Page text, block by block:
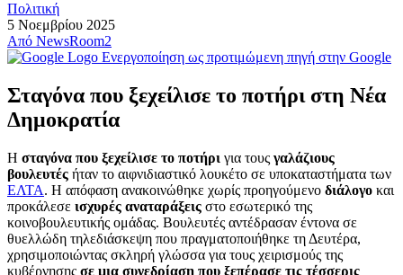
Πολιτική
5 Νοεμβρίου 2025
Από NewsRoom2
Ενεργοποίηση ως προτιμώμενη πηγή στην Google
Σταγόνα που ξεχείλισε το ποτήρι στη Νέα
Δημοκρατία
Η σταγόνα που ξεχείλισε το ποτήρι για τους γαλάζιους
βουλευτές ήταν το αιφνιδιαστικό λουκέτο σε υποκαταστήματα των
ΕΛΤΑ. Η απόφαση ανακοινώθηκε χωρίς προηγούμενο διάλογο και
προκάλεσε ισχυρές αναταράξεις στο εσωτερικό της
κοινοβουλευτικής ομάδας. Βουλευτές αντέδρασαν έντονα σε
θυελλώδη τηλεδιάσκεψη που πραγματοποιήθηκε τη Δευτέρα,
χρησιμοποιώντας σκληρή γλώσσα για τους χειρισμούς της
κυβέρνησης σε μια συνεδρίαση που ξεπέρασε τις τέσσερις